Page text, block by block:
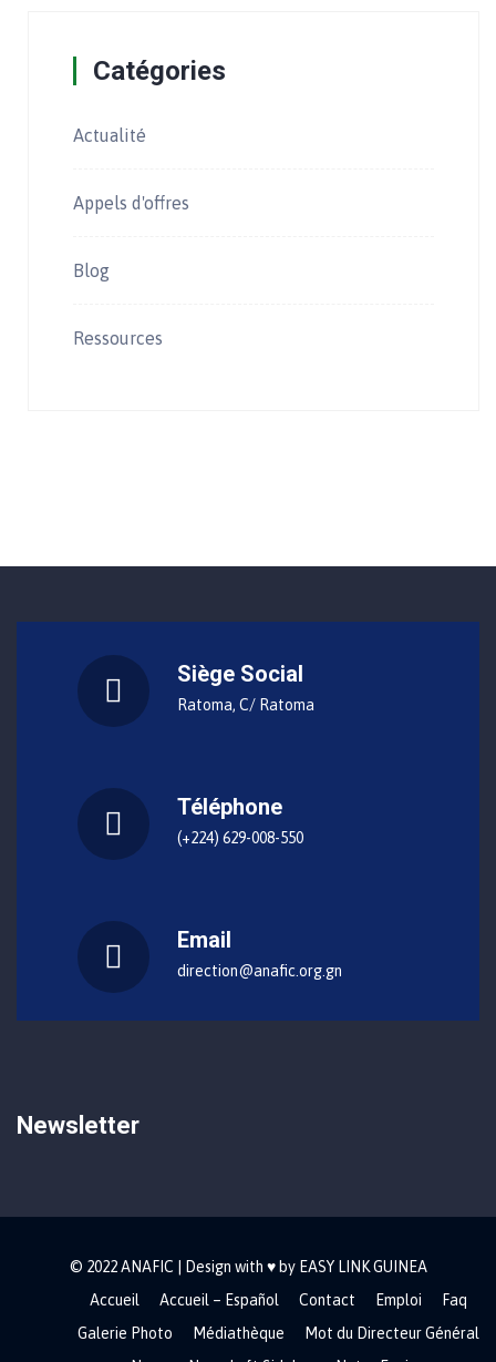
Catégories
Actualité
Appels d'offres
Blog
Ressources
Siège Social
Ratoma, C/ Ratoma
Téléphone
(+224) 629-008-550
Email
direction@anafic.org.gn
Newsletter
© 2022 ANAFIC | Design with ♥ by EASY LINK GUINEA
Accueil
Accueil – Español Contact Emploi
Faq
Galerie Photo
Médiathèque
Mot du Directeur Général